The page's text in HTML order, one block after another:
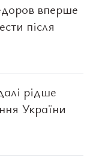
вперше
після
рідше
України